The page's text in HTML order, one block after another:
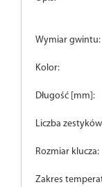
Wymiar gwintu:
Kolor:
Długość [mm]:
Liczba
Rozmiar klucza:
Zakres